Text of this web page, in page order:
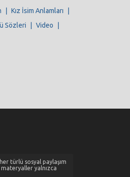
Kız İsim Anlamları
Sözleri Video
türlü sosyal paylaşım
yalnızca